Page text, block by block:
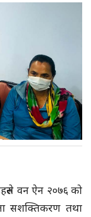
वन ऐन २०७६ को
सशक्तिकरण तथा